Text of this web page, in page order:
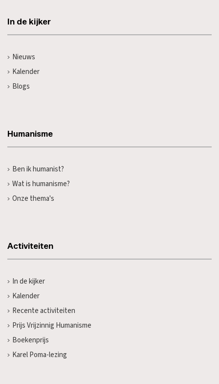
In de kijker
Nieuws
Kalender
Blogs
Humanisme
Ben ik humanist?
Wat is humanisme?
Onze thema's
Activiteiten
In de kijker
Kalender
Recente activiteiten
Prijs Vrijzinnig Humanisme
Boekenprijs
Karel Poma-lezing